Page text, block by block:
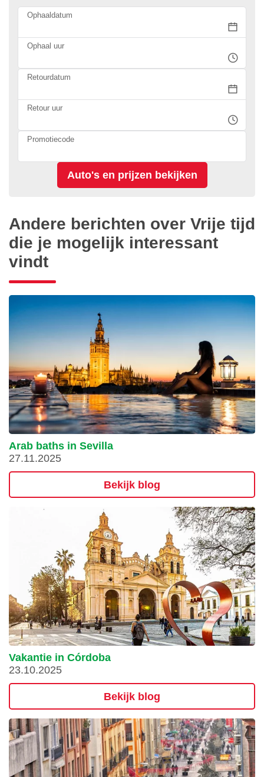
Ophaaldatum
Ophaal uur
Retourdatum
Retour uur
Promotiecode
Andere berichten over Vrije tijd
die je mogelijk interessant
vindt
Arab baths in Sevilla
27.11.2025
Bekijk blog
Vakantie in Córdoba
23.10.2025
Bekijk blog